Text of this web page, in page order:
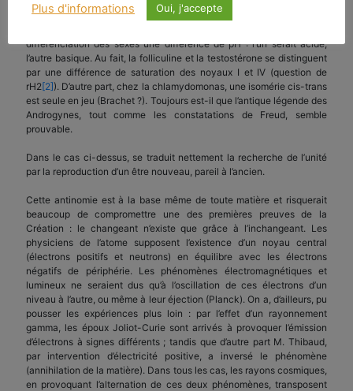
Dans des organismes plus évolués, la différence semble moins nette.
différenciation des sexes une différence de pH : l’un serait acide,
l’autre basique. Au fait, la folliculine et la testostérone se distinguent
par une différence de saturation des noyaux I et IV (question de
rH2[2]). D’autre part, chez la chlamydomonas, une isomérie cis-trans
est seule en jeu (Brachet ?). Toujours est-il que l’antique légende des
Androgynes, tout comme les constatations de Freud, semble
prouvable.
Dans le cas ci-dessus, se traduit nettement la recherche de l’unité
par la reproduction d’un être nouveau, pareil à l’ancien.
Cette antinomie est à la base même de toute matière et risquerait
beaucoup de compromettre une des premières preuves de la
Création : le changeant n’existe que grâce à l’inchangeant. Les
physiciens de l’atome supposent l’existence d’un noyau central
(électrons positifs et neutrons) en équilibre avec les électrons
négatifs de périphérie. Les phénomènes électromagnétiques et
lumineux ne seraient dus qu’à l’oscillation de ces électrons d’un
niveau à l’autre, ou même à leur éjection (Planck). On a, d’ailleurs, pu
pousser les expériences plus loin : par l’effet d’un rayonnement
gamma, les époux Joliot-Curie sont arrivés à provoquer l’émission
d’électrons à signes différents ; tandis que d’autre part M. Thibaud,
par intervention d’électricité positive, a inversé le phénomène
(annihilation de la matière). Dans tous les cas, les rayons cosmiques,
en provoquant l’alternation de ces deux phénomènes, transposent
Plus d'informations Oui, j'accepte